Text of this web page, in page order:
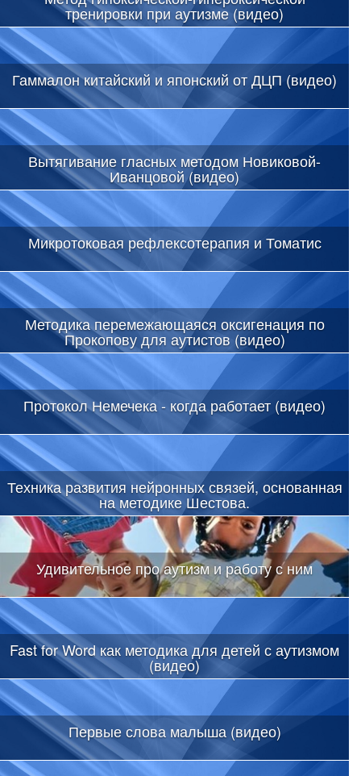
тренировки при аутизме (видео)
Гаммалон китайский и японский от ДЦП (видео)
Вытягивание гласных методом Новиковой-
Иванцовой (видео)
Микротоковая рефлексотерапия и Томатис
Методика перемежающаяся оксигенация по
Прокопову для аутистов (видео)
Протокол Немечека - когда работает (видео)
Техника развития нейронных связей, основанная
на методике Шестова.
Удивительное про аутизм и работу с ним
Fast for Word как методика для детей с аутизмом
(видео)
Первые слова малыша (видео)